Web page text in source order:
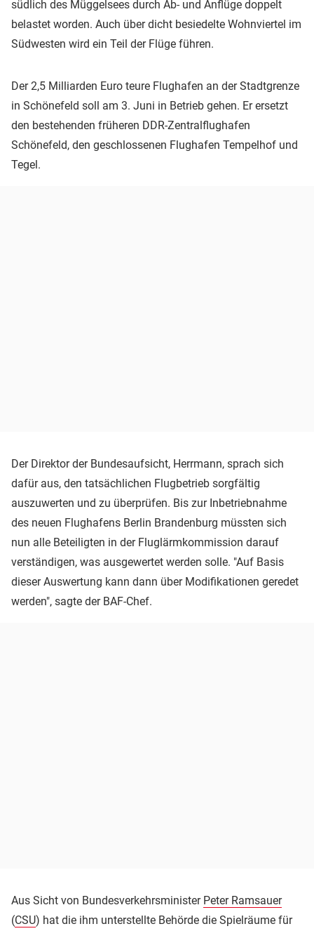
südlich des Müggelsees durch Ab- und Anflüge doppelt
belastet worden. Auch über dicht besiedelte Wohnviertel im
Südwesten wird ein Teil der Flüge führen.
Der 2,5 Milliarden Euro teure Flughafen an der Stadtgrenze
in Schönefeld soll am 3. Juni in Betrieb gehen. Er ersetzt
den bestehenden früheren DDR-Zentralflughafen
Schönefeld, den geschlossenen Flughafen Tempelhof und
Tegel.
Der Direktor der Bundesaufsicht, Herrmann, sprach sich
dafür aus, den tatsächlichen Flugbetrieb sorgfältig
auszuwerten und zu überprüfen. Bis zur Inbetriebnahme
des neuen Flughafens Berlin Brandenburg müssten sich
nun alle Beteiligten in der Fluglärmkommission darauf
verständigen, was ausgewertet werden solle. "Auf Basis
dieser Auswertung kann dann über Modifikationen geredet
werden", sagte der BAF-Chef.
Aus Sicht von Bundesverkehrsminister Peter Ramsauer
(CSU) hat die ihm unterstellte Behörde die Spielräume für